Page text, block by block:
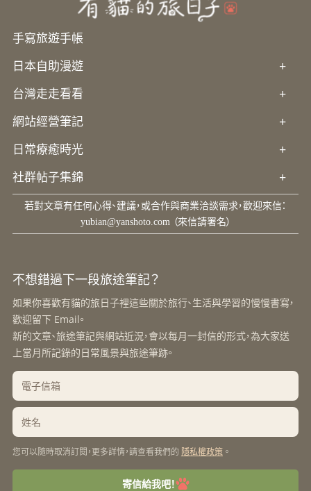
手寫旅遊手帳
+
日本自助漫遊
+
台灣走走看看
+
網站經營筆記
+
日常療癒時光
+
社群帖子集錦
若對文章有任何心得、建議，或合作與商業洽談需求，歡迎來信：
yubian@yanshoto.com （來信請署名）
不想錯過下一段旅途筆記？
如果你喜歡有貓的旅日子裡這些關於旅行、生活與學習的慢慢書寫，
歡迎留下 Email。
新的文章、旅途筆記與網站近況，會以每月一封信的形式，為大家送
上當月所記錄的日常風景與旅途筆跡。
您可以隨時取消訂閱，更多詳情，請查看我們的 隱私權政策 。
寄信給我吧！